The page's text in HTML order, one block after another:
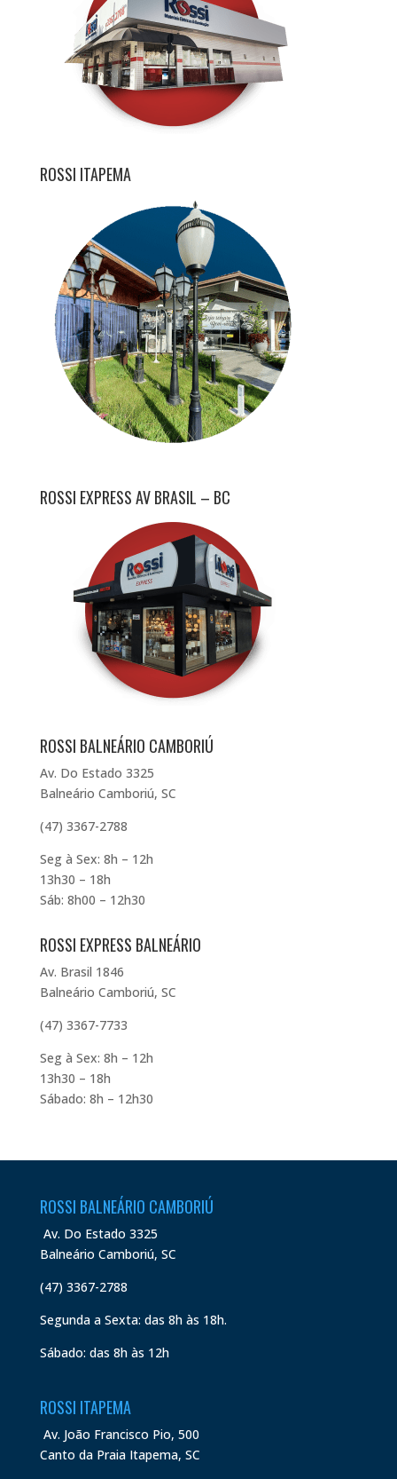
ROSSI ITAPEMA
ROSSI EXPRESS AV BRASIL – BC
ROSSI BALNEÁRIO CAMBORIÚ
Av. Do Estado 3325
Balneário Camboriú, SC
(47) 3367-2788
Seg à Sex: 8h – 12h
13h30 – 18h
Sáb: 8h00 – 12h30
ROSSI EXPRESS BALNEÁRIO
Av. Brasil 1846
Balneário Camboriú, SC
(47) 3367-7733
Seg à Sex: 8h – 12h
13h30 – 18h
Sábado: 8h – 12h30
ROSSI BALNEÁRIO CAMBORIÚ
Av. Do Estado 3325
Balneário Camboriú, SC
(47) 3367-2788
Segunda a Sexta: das 8h às 18h.
Sábado: das 8h às 12h
ROSSI ITAPEMA
Av. João Francisco Pio, 500
Canto da Praia Itapema, SC